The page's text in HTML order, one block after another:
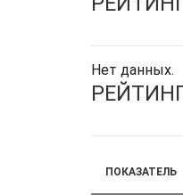
Нет данных.
ПОКАЗАТЕЛЬ